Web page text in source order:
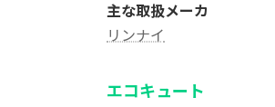
主な取扱メーカ
リンナイ
エコキュート